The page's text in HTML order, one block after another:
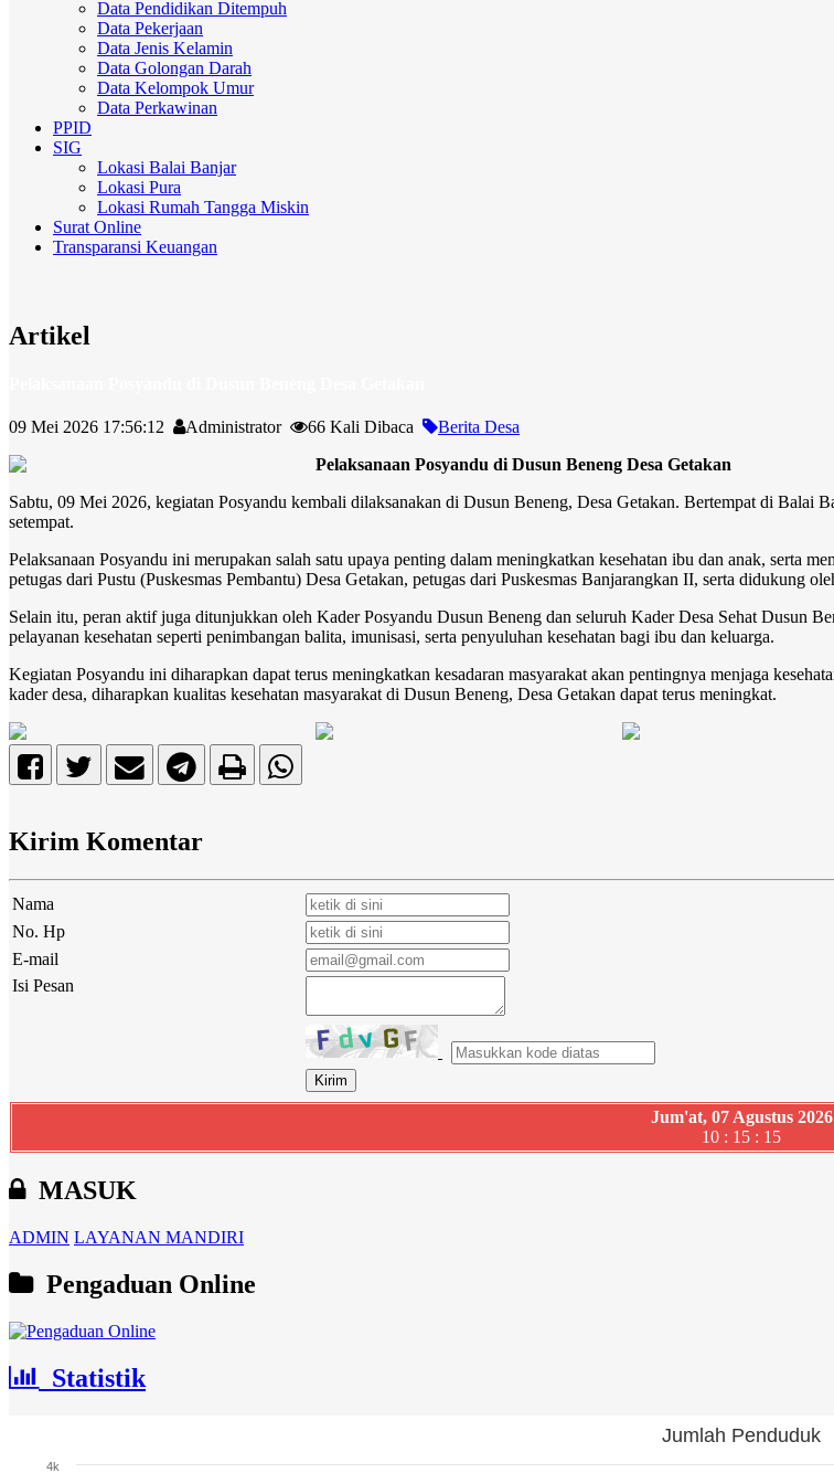
Data Pendidikan Ditempuh
Data Pekerjaan
Data Jenis Kelamin
Data Golongan Darah
Data Kelompok Umur
Data Perkawinan
PPID
SIG
Lokasi Balai Banjar
Lokasi Pura
Lokasi Rumah Tangga Miskin
Surat Online
Transparansi Keuangan
Artikel
09 Mei 2026 17:56:12 Administrator 66 Kali Dibaca
Berita Desa
Pelaksanaan Posyandu di Dusun Beneng Desa Getakan
Sabtu, 09 Mei 2026, kegiatan Posyandu kembali dilaksanakan di Dusun Beneng, Desa Getakan. Bertempat di Balai
setempat.
Pelaksanaan Posyandu ini merupakan salah satu upaya penting dalam meningkatkan kesehatan ibu dan anak, serta
petugas dari Pustu (Puskesmas Pembantu) Desa Getakan, petugas dari Puskesmas Banjarangkan II, serta didukung
Selain itu, peran aktif juga ditunjukkan oleh Kader Posyandu Dusun Beneng dan seluruh Kader Desa Sehat Dusun
pelayanan kesehatan seperti penimbangan balita, imunisasi, serta penyuluhan kesehatan bagi ibu dan keluarga.
Kegiatan Posyandu ini diharapkan dapat terus meningkatkan kesadaran masyarakat akan pentingnya menjaga
kader desa, diharapkan kualitas kesehatan masyarakat di Dusun Beneng, Desa Getakan dapat terus meningkat.
Kirim Komentar
Nama
No. Hp
E-mail
Isi Pesan
Jum'at, 07 Agustus 2026
10 : 15 : 16
MASUK
ADMIN LAYANAN MANDIRI
Pengaduan Online
Statistik
Jumlah Penduduk
4k